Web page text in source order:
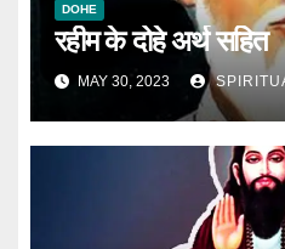
DOHE
रहीम के दोहे अर्थ सहित
MAY 30, 2023